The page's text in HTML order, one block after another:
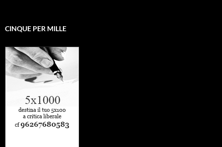
CINQUE PER MILLE